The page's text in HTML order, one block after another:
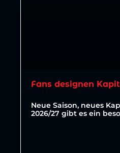
Fans designen
Neue Saison, neues
2026/27 gibt es ein